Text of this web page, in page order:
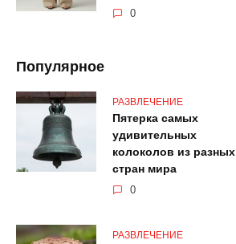
0
Популярное
РАЗВЛЕЧЕНИЕ
Пятерка самых
удивительных
колоколов из разных
стран мира
0
РАЗВЛЕЧЕНИЕ